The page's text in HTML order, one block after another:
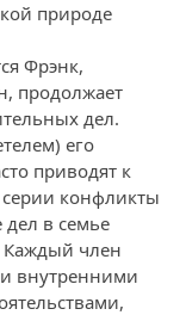
природе
Фрэнк,
продолжает
дел.
его
приводят к
конфликты
дел в семье
Каждый член
внутренними